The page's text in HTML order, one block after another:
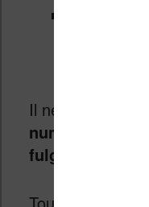
Manuels
Il ne fait aucun
numérique
fulgurant au